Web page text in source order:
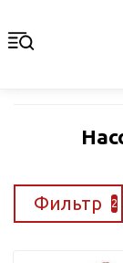
Фильтр 2